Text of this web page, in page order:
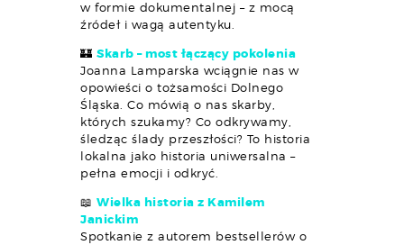
w formie dokumentalnej – z mocą
źródeł i wagą autentyku.
🏰 Skarb – most łączący pokolenia
Joanna Lamparska wciągnie nas w
opowieści o tożsamości Dolnego
Śląska. Co mówią o nas skarby,
których szukamy? Co odkrywamy,
śledząc ślady przeszłości? To historia
lokalna jako historia uniwersalna –
pełna emocji i odkryć.
📖 Wielka historia z Kamilem
Janickim
Spotkanie z autorem bestsellerów o